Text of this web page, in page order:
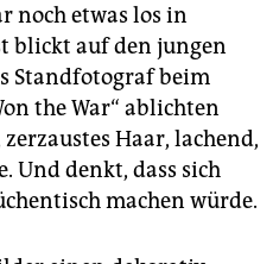
noch etwas los in
blickt auf den jungen
Standfotograf beim
the War“ ablichten
Haar, lachend,
Und denkt, dass sich
machen würde.